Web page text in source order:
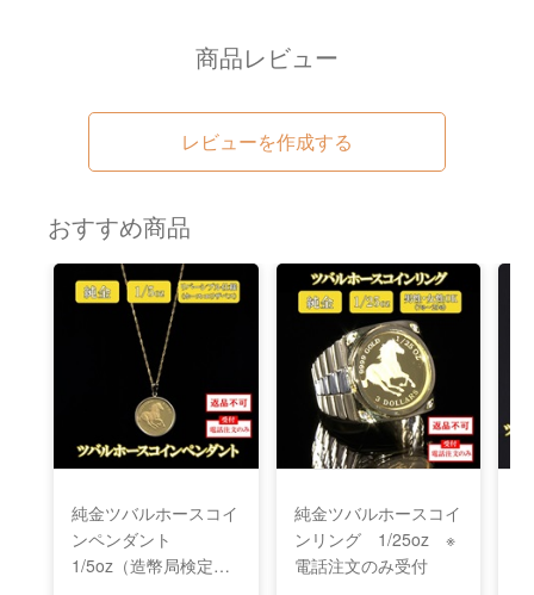
商品レビュー
レビューを作成する
おすすめ商品
純金ツバルホースコイ
ンペンダント
1/5oz（造幣局検定マ
純金ツバルホースコイ
ンリング 1/25oz ※
電話注文のみ受付